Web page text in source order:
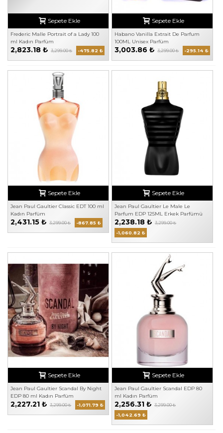
Sepete Ekle
Frederic Malle Portrait of a Lady 100
ml Kadın Parfüm
2,823.18 ₺ 3,299.00 ₺ -475.82 ₺
Sepete Ekle
Habano Vanilla Extrait De Parfum
100ML Unisex Parfüm
3,003.86 ₺ 3,299.00 ₺ -295.14 ₺
Sepete Ekle
Jean Paul Gaultier Classic EDT 100 ml
Kadın Parfüm
2,431.15 ₺ 3,299.00 ₺ -867.85 ₺
Sepete Ekle
Jean Paul Gaultier Le Male Le
Parfum EDP 125ML Erkek Parfümü
2,238.18 ₺ 3,299.00 ₺
-1,060.82 ₺
Sepete Ekle
Jean Paul Gaultier Scandal By Night
EDP 80 ml Kadın Parfüm
2,227.21 ₺ 3,299.00 ₺ -1,071.79 ₺
Sepete Ekle
Jean Paul Gaultier Scandal EDP 80
ml Kadın Parfüm
2,256.31 ₺ 3,299.00 ₺
-1,042.69 ₺